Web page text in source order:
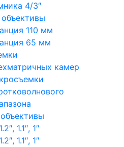
4/3″
110 мм
65 мм
камер
1.1″, 1″
1.1″, 1″